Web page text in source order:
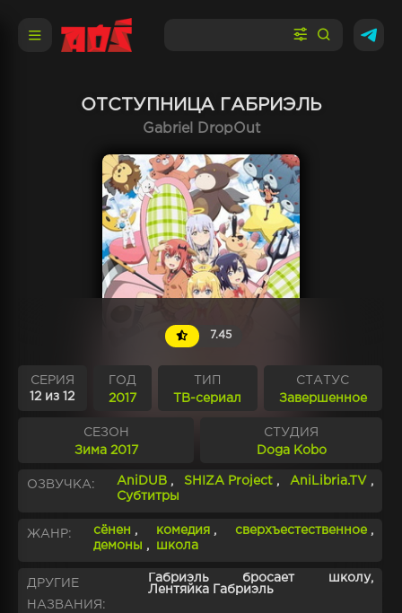
ОТСТУПНИЦА ГАБРИЭЛЬ
Gabriel DropOut
7.45
СЕРИЯ
12 из 12
ГОД
2017
ТИП
ТВ-сериал
СТАТУС
Завершенное
СЕЗОН
Зима 2017
СТУДИЯ
Doga Kobo
ОЗВУЧКА: AniDUB , SHIZA Project , AniLibria.TV ,
Субтитры
ЖАНР: сёнен , комедия , сверхъестественное ,
демоны , школа
ДРУГИЕ
НАЗВАНИЯ:
Габриэль бросает школу,
Лентяйка Габриэль